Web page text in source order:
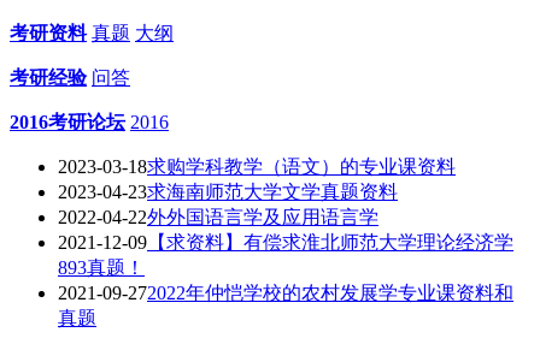
考研资料 真题 大纲
考研经验 问答
2016考研论坛 2016
2023-03-18求购学科教学（语文）的专业课资料
2023-04-23求海南师范大学文学真题资料
2022-04-22外外国语言学及应用语言学
2021-12-09 【求资料】有偿求淮北师范大学理论经济学
893真题！
2021-09-272022年仲恺学校的农村发展学专业课资料和
真题